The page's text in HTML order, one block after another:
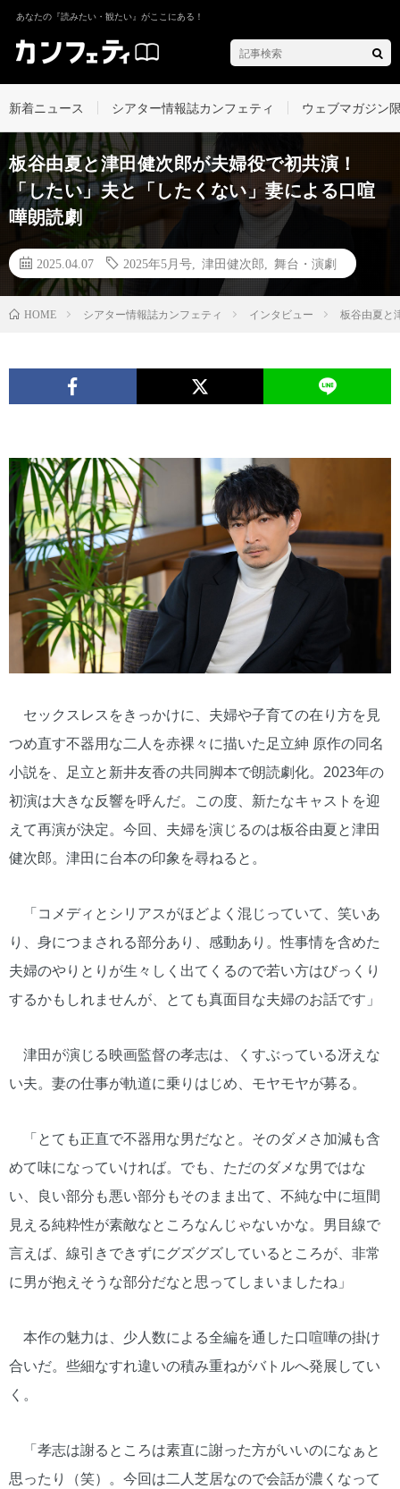
あなたの『読みたい・観たい』がここにある！
新着ニュース シアター情報誌カンフェティ ウェブマガジン
板谷由夏と津田健次郎が夫婦役で初共演！
「したい」夫と「したくない」妻による口喧
嘩朗読劇
2025.04.07 2025年5月号 津田健次郎 舞台・演劇
HOME シアター情報誌カンフェティ インタビュー 板谷由夏と
セックスレスをきっかけに、夫婦や子育ての在り方を見
つめ直す不器用な二人を赤裸々に描いた足立紳 原作の同名
小説を、足立と新井友香の共同脚本で朗読劇化。2023年の
初演は大きな反響を呼んだ。この度、新たなキャストを迎
えて再演が決定。今回、夫婦を演じるのは板谷由夏と津田
健次郎。津田に台本の印象を尋ねると。
「コメディとシリアスがほどよく混じっていて、笑いあ
り、身につまされる部分あり、感動あり。性事情を含めた
夫婦のやりとりが生々しく出てくるので若い方はびっくり
するかもしれませんが、とても真面目な夫婦のお話です」
津田が演じる映画監督の孝志は、くすぶっている冴えな
い夫。妻の仕事が軌道に乗りはじめ、モヤモヤが募る。
「とても正直で不器用な男だなと。そのダメさ加減も含
めて味になっていければ。でも、ただのダメな男ではな
い、良い部分も悪い部分もそのまま出て、不純な中に垣間
見える純粋性が素敵なところなんじゃないかな。男目線で
言えば、線引きできずにグズグズしているところが、非常
に男が抱えそうな部分だなと思ってしまいましたね」
本作の魅力は、少人数による全編を通した口喧嘩の掛け
合いだ。些細なすれ違いの積み重ねがバトルへ発展してい
く。
「孝志は謝るところは素直に謝った方がいいのになぁと
思ったり（笑）。今回は二人芝居なので会話が濃くなって